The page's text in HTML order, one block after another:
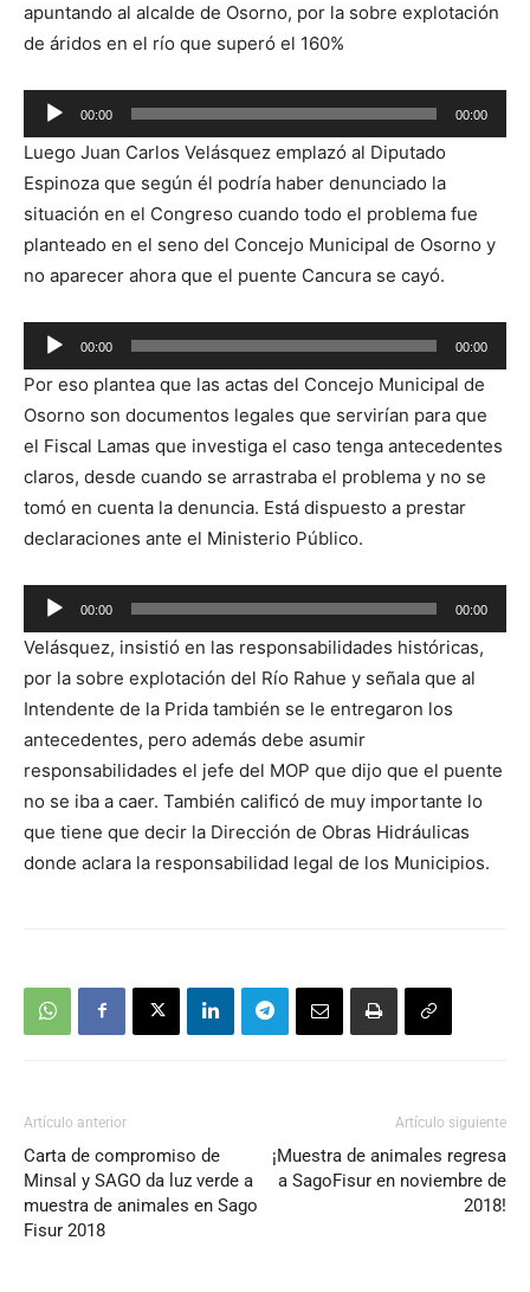
apuntando al alcalde de Osorno, por la sobre explotación
de áridos en el río que superó el 160%
Reproductor
de
audio
00:00 00:00
Luego Juan Carlos Velásquez emplazó al Diputado
Espinoza que según él podría haber denunciado la
situación en el Congreso cuando todo el problema fue
planteado en el seno del Concejo Municipal de Osorno y
no aparecer ahora que el puente Cancura se cayó.
Reproductor
de
audio
00:00 00:00
Por eso plantea que las actas del Concejo Municipal de
Osorno son documentos legales que servirían para que
el Fiscal Lamas que investiga el caso tenga antecedentes
claros, desde cuando se arrastraba el problema y no se
tomó en cuenta la denuncia. Está dispuesto a prestar
declaraciones ante el Ministerio Público.
Reproductor
de
audio
00:00 00:00
Velásquez, insistió en las responsabilidades históricas,
por la sobre explotación del Río Rahue y señala que al
Intendente de la Prida también se le entregaron los
antecedentes, pero además debe asumir
responsabilidades el jefe del MOP que dijo que el puente
no se iba a caer. También calificó de muy importante lo
que tiene que decir la Dirección de Obras Hidráulicas
donde aclara la responsabilidad legal de los Municipios.
Artículo anterior
Carta de compromiso de
Minsal y SAGO da luz verde a
muestra de animales en Sago
Fisur 2018
Artículo siguiente
¡Muestra de animales regresa
a SagoFisur en noviembre de
2018!